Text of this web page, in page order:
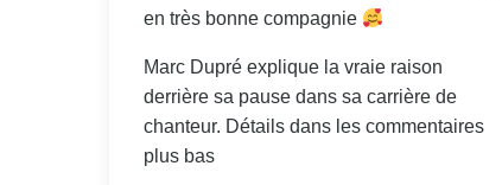
en très bonne compagnie
Marc Dupré explique la vraie raison
derrière sa pause dans sa carrière de
chanteur. Détails dans les commentaires
plus bas